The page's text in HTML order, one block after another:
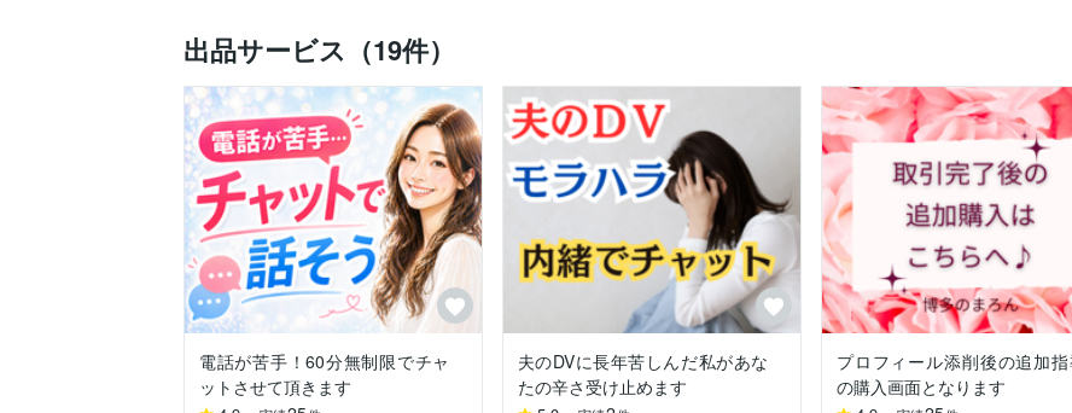
◆経済的な問題
◆だれかに褒めてもらいたい
話しがまとまっていなくても大丈夫。
途中で泣いてしまっても大丈夫。
ワイワイ楽しく話すのも大歓迎！
いま誰かと話したいと思ったことが大切なんです！
あなたのお話を否定したり意見したり一切致しません。
お電話を頂いた時点で、あなたは私の大切なお友達です✨
悩みやつらさを抱えていたら、今すぐ私と半分こしましょう。
全力で寄り添って私があなたを支えます！
楽しいお話しなら、ふたりで２倍にして楽しみましょう♪
身近な人には話せないことでも
出品サービス（19件）
電話が苦手！60分無制限でチャ
ットさせて頂きます
夫のDVに長年苦しんだ私があな
たの辛さ受け止めます
プロフィール添削後の追加
の購入画面となります